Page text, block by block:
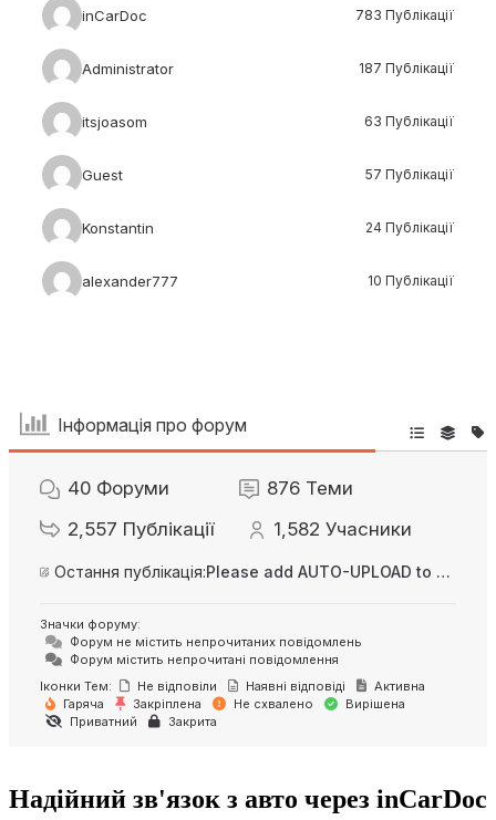
inCarDoc 783 Публікації
Administrator 187 Публікації
itsjoasom 63 Публікації
Guest 57 Публікації
Konstantin 24 Публікації
alexander777 10 Публікації
Інформація про форум
40 Форуми 876 Теми
2,557 Публікації 1,582 Учасники
Остання публікація: Please add AUTO-UPLOAD to server option + 2FA/MFA
Значки форуму:
Форум не містить непрочитаних повідомлень
Форум містить непрочитані повідомлення
Іконки Тем:
Не відповіли Наявні відповіді
Активна
Гаряча
Закріплена Не схвалено
Вирішена
Приватний
Закрита
Надійний зв'язок з авто через inCarDoc